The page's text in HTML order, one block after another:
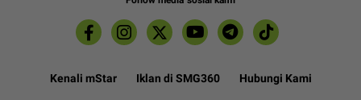
Kenali mStar Iklan di SMG360 Hubungi Kami